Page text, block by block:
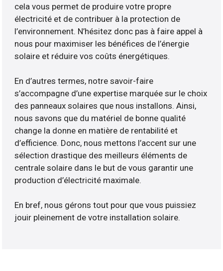
cela vous permet de produire votre propre
électricité et de contribuer à la protection de
l’environnement. N’hésitez donc pas à faire appel à
nous pour maximiser les bénéfices de l’énergie
solaire et réduire vos coûts énergétiques.
En d’autres termes, notre savoir-faire
s’accompagne d’une expertise marquée sur le choix
des panneaux solaires que nous installons. Ainsi,
nous savons que du matériel de bonne qualité
change la donne en matière de rentabilité et
d’efficience. Donc, nous mettons l’accent sur une
sélection drastique des meilleurs éléments de
centrale solaire dans le but de vous garantir une
production d’électricité maximale.
En bref, nous gérons tout pour que vous puissiez
jouir pleinement de votre installation solaire.